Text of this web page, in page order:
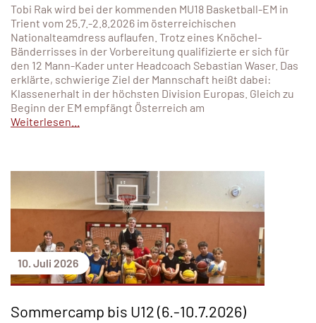
Tobi Rak wird bei der kommenden MU18 Basketball-EM in
Trient vom 25.7.-2.8.2026 im österreichischen
Nationalteamdress auflaufen. Trotz eines Knöchel-
Bänderrisses in der Vorbereitung qualifizierte er sich für
den 12 Mann-Kader unter Headcoach Sebastian Waser. Das
erklärte, schwierige Ziel der Mannschaft heißt dabei:
Klassenerhalt in der höchsten Division Europas. Gleich zu
Beginn der EM empfängt Österreich am
Weiterlesen...
10. Juli 2026
Sommercamp bis U12 (6.-10.7.2026)